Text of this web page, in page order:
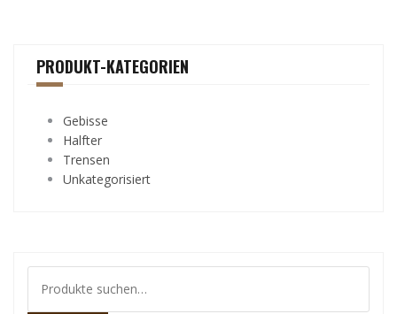
PRODUKT-KATEGORIEN
Gebisse
Halfter
Trensen
Unkategorisiert
nach: